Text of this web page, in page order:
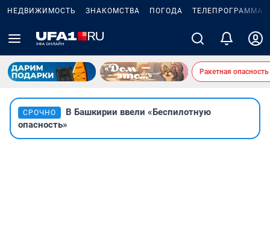
НЕДВИЖИМОСТЬ ЗНАКОМСТВА ПОГОДА ТЕЛЕПРОГРАММА
Ракетная
СРОЧНО
В Башкирии ввели «Беспилотную
опасность»